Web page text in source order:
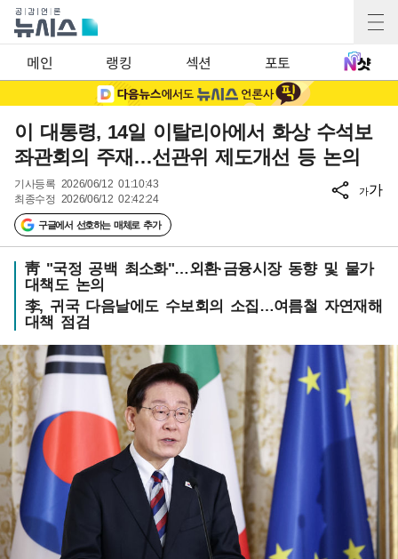
메인 랭킹 섹션 포토
이 대통령, 14일 이탈리아에서 화상 수석보
좌관회의 주재…선관위 제도개선 등 논의
기사등록 2026/06/12 01:10:43
최종수정 2026/06/12 02:42:24
구글에서 선호하는 매체로 추가
가가
靑 "국정 공백 최소화"…외환·금융시장 동향 및 물가
대책도 논의
李, 귀국 다음날에도 수보회의 소집…여름철 자연재해
대책 점검